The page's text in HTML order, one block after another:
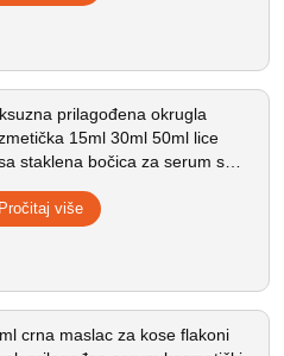
prilagođena okrugla
15ml 30ml 50ml lice
staklena bočica za serum s
pakiranjem
Pročitaj više
crna maslac za kose flakoni